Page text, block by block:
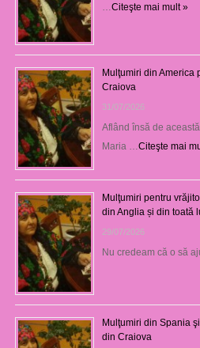
Citeşte mai mult »
Mulţumiri din America
Craiova
31/07/2026
Aflând însă de
Maria … Citeşte mai
Mulţumiri pentru
din Anglia și din toată
29/07/2026
Nu credeam că o să
Mulţumiri din Spania
din Craiova